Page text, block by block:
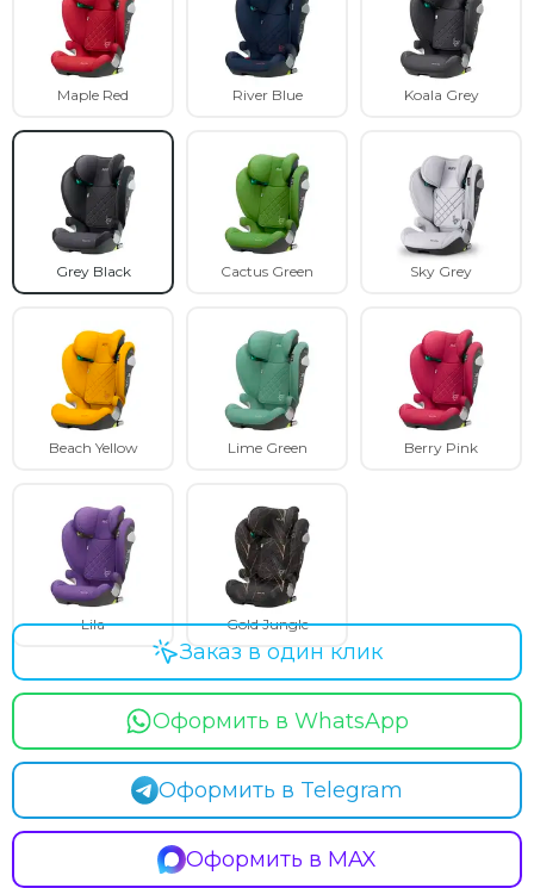
Maple Red River Blue Koala Grey
Grey Black Cactus Green Sky Grey
Beach Yellow Lime Green Berry Pink
Lila Gold Jungle
Оформить в WhatsApp
Оформить в Telegram
Оформить в MAX
Заказ в один клик